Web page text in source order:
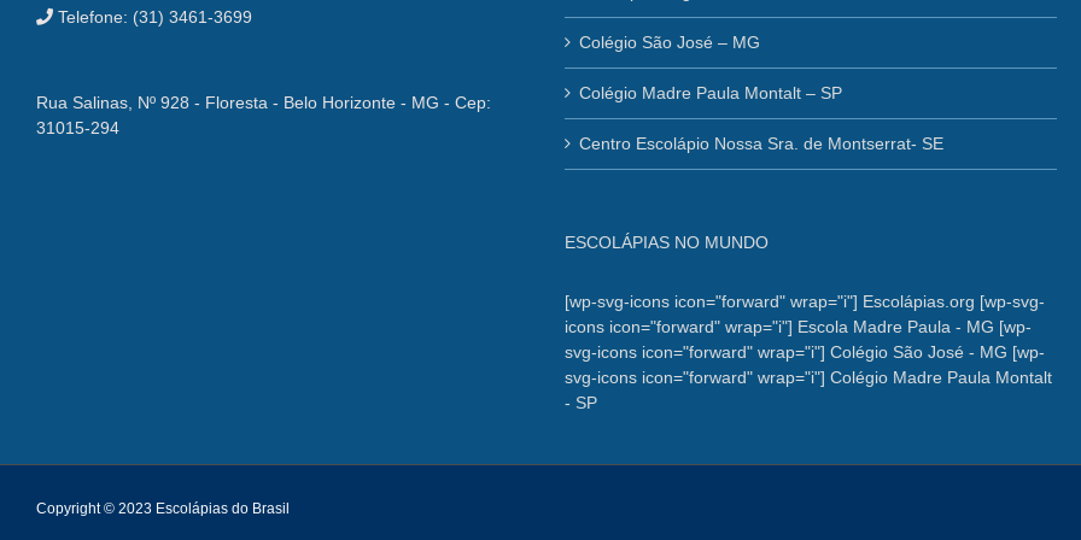
Telefone: (31) 3461-3699
Rua Salinas, Nº 928 - Floresta - Belo Horizonte - MG - Cep:
31015-294
Colégio São José – MG
Colégio Madre Paula Montalt – SP
Centro Escolápio Nossa Sra. de Montserrat- SE
ESCOLÁPIAS NO MUNDO
[wp-svg-icons icon="forward" wrap="i"] Escolápias.org [wp-svg-
icons icon="forward" wrap="i"] Escola Madre Paula - MG [wp-
svg-icons icon="forward" wrap="i"] Colégio São José - MG [wp-
svg-icons icon="forward" wrap="i"] Colégio Madre Paula Montalt
- SP
Copyright © 2023 Escolápias do Brasil